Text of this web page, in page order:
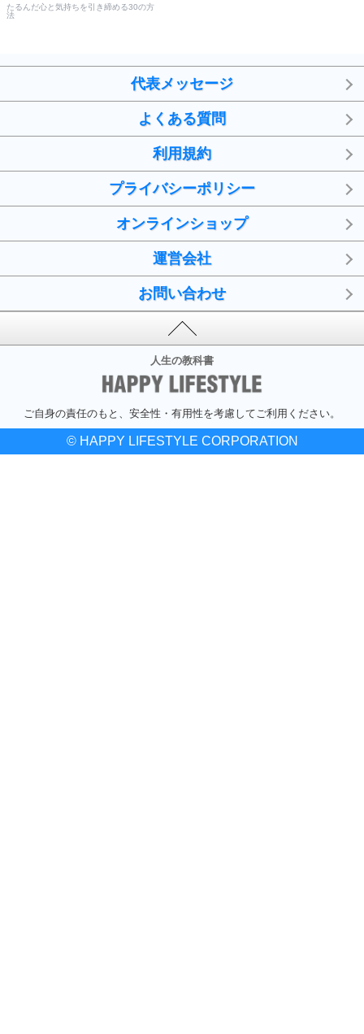
たるんだ心と気持ちを引き締める30の方
法
代表メッセージ
よくある質問
利用規約
プライバシーポリシー
オンラインショップ
運営会社
お問い合わせ
人生の教科書
ご自身の責任のもと、安全性・有用性を考慮してご利用ください。
© HAPPY LIFESTYLE CORPORATION